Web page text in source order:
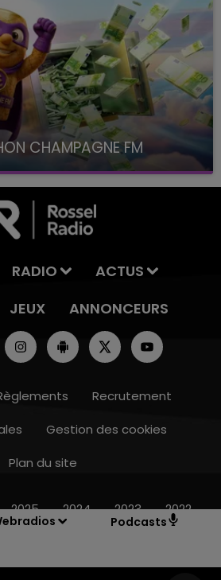
Podcasts
- 20h00
CHAMPAGNE FM
FM, à 8H10
RADIO
ACTUS
JEUX ANNONCEURS
Recrutement
Gestion des cookies
Plan du site
2025 2024 2023 2022